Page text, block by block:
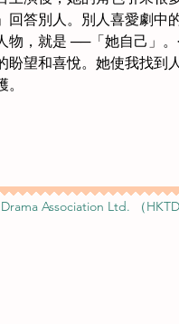
回答別人。別人喜愛劇
物，就是 ──「她自己」
盼望和喜悅。她使我找到
Association Ltd. （